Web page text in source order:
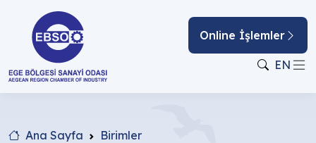
Online İşlemler
EN
Ana Sayfa
Birimler